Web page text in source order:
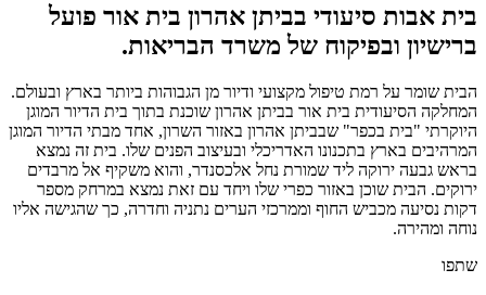
בית אבות סיעודי בביתן אהרון בית אור פועל
ברישיון ובפיקוח של משרד הבריאות.
הבית שומר על רמת טיפול מקצועי ודיור מן הגבוהות ביותר בארץ ובעולם.
המחלקה הסיעודית בית אור בביתן אהרון שוכנת בתוך בית הדיור המוגן
היוקרתי "בית בכפר" שבביתן אהרון באזור השרון, אחד מבתי הדיור המוגן
המרהיבים בארץ בתכנונו האדריכלי ובעיצוב הפנים שלו. בית זה נמצא
בראש גבעה ירוקה ליד שמורת נחל אלכסנדר, והוא משקיף אל מרבדים
ירוקים. הבית שוכן באזור כפרי שלו ויחד עם זאת נמצא במרחק מספר
דקות נסיעה מכביש החוף וממרכזי הערים נתניה וחדרה, כך שהגישה אליו
נוחה ומהירה.
שתפו